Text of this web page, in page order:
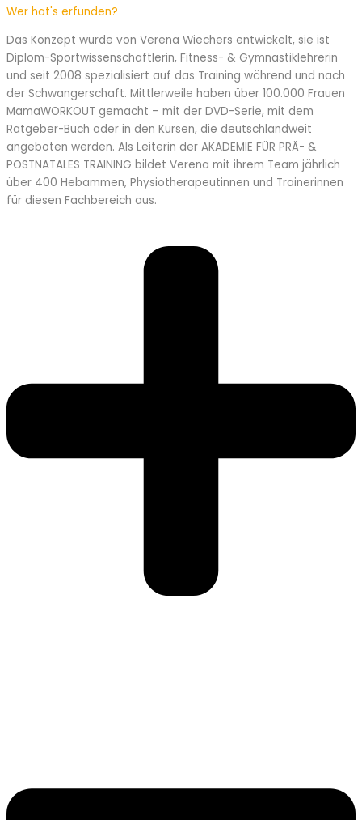
Wer hat's erfunden?
Das Konzept wurde von Verena Wiechers entwickelt, sie ist
Diplom-Sportwissenschaftlerin, Fitness- & Gymnastiklehrerin
und seit 2008 spezialisiert auf das Training während und nach
der Schwangerschaft. Mittlerweile haben über 100.000 Frauen
MamaWORKOUT gemacht – mit der DVD-Serie, mit dem
Ratgeber-Buch oder in den Kursen, die deutschlandweit
angeboten werden. Als Leiterin der AKADEMIE FÜR PRÄ- &
POSTNATALES TRAINING bildet Verena mit ihrem Team jährlich
über 400 Hebammen, Physiotherapeutinnen und Trainerinnen
für diesen Fachbereich aus.